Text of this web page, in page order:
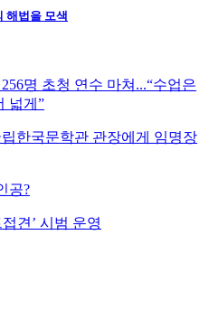
해법을 모색
명 초청 연수 마쳐...“수업은
넓게”
한국문학관 관장에게 임명장
공?
견’ 시범 운영